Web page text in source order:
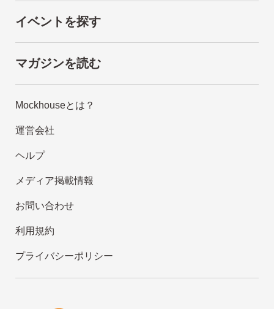
イベントを探す
マガジンを読む
Mockhouseとは？
運営会社
ヘルプ
メディア掲載情報
お問い合わせ
利用規約
プライバシーポリシー